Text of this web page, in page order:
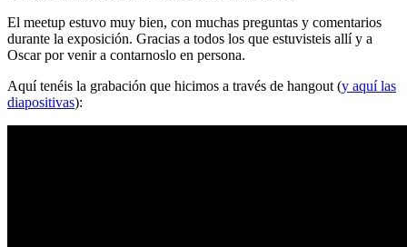
El meetup estuvo muy bien, con muchas preguntas y comentarios
durante la exposición. Gracias a todos los que estuvisteis allí y a
Oscar por venir a contarnoslo en persona.
Aquí tenéis la grabación que hicimos a través de hangout (y aquí las
diapositivas):